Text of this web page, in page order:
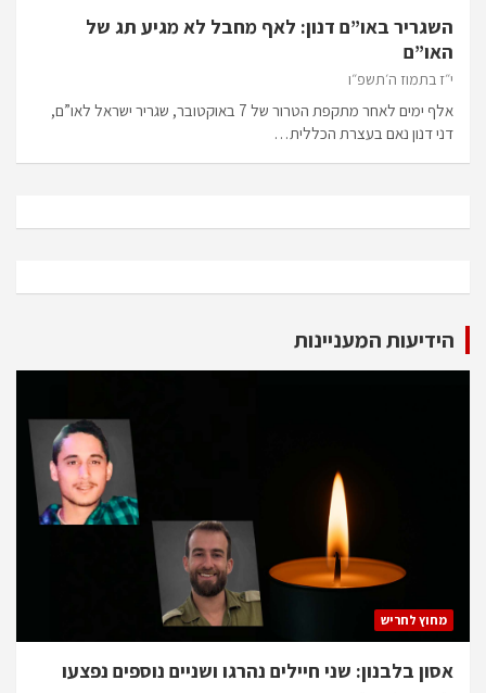
השגריר באו”ם דנון: לאף מחבל לא מגיע תג של
האו”ם
י״ז בתמוז ה׳תשפ״ו
אלף ימים לאחר מתקפת הטרור של 7 באוקטובר, שגריר ישראל לאו”ם,
דני דנון נאם בעצרת הכללית…
הידיעות המעניינות
מחוץ לחריש
אסון בלבנון: שני חיילים נהרגו ושניים נוספים נפצעו